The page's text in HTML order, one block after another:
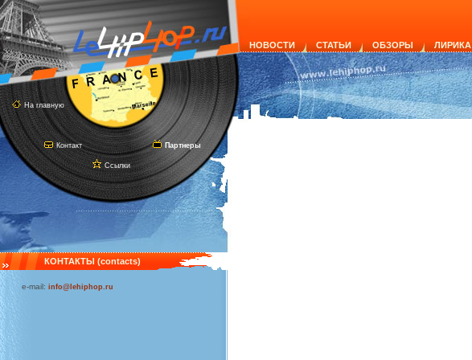
На главную
Контакт
Ссылки
Партнеры
НОВОСТИ СТАТЬИ ОБЗОРЫ ЛИРИКА
КОНТАКТЫ (contacts)
e-mail: info@lehiphop.ru